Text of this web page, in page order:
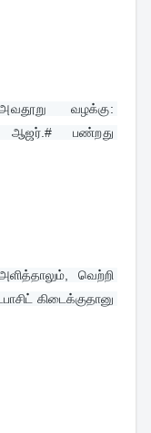
வழக்கு:
ஆஜர்.# பண்றது
வெற்றி
கிடைக்குதானு